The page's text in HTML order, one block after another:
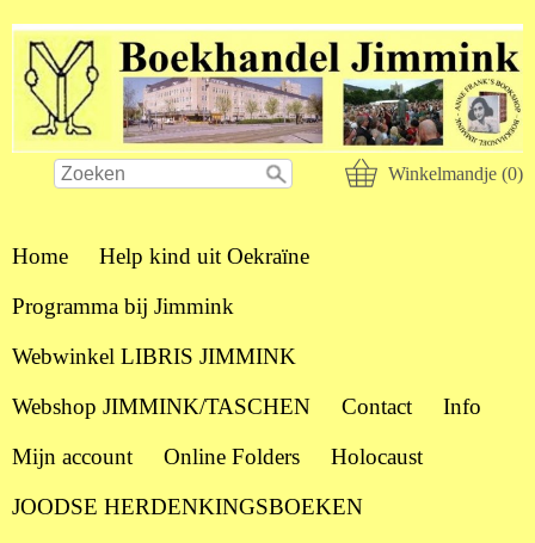
Winkelmandje (0)
Home
Help kind uit Oekraïne
Programma bij Jimmink
Webwinkel LIBRIS JIMMINK
Webshop JIMMINK/TASCHEN
Contact
Info
Mijn account
Online Folders
Holocaust
JOODSE HERDENKINGSBOEKEN